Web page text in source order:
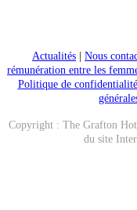
Actualités Nous
rémunération entre les
Politique de confidentialité
générales
Copyright : The Grafton
du site